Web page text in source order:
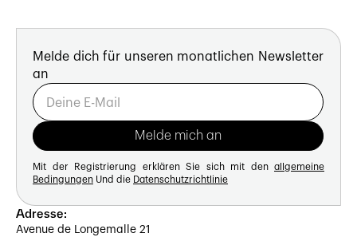
Melde dich für unseren monatlichen Newsletter
an
Mit der Registrierung erklären Sie sich mit den allgemeine
Bedingungen Und die Datenschutzrichtlinie
Adresse:
Avenue de Longemalle 21